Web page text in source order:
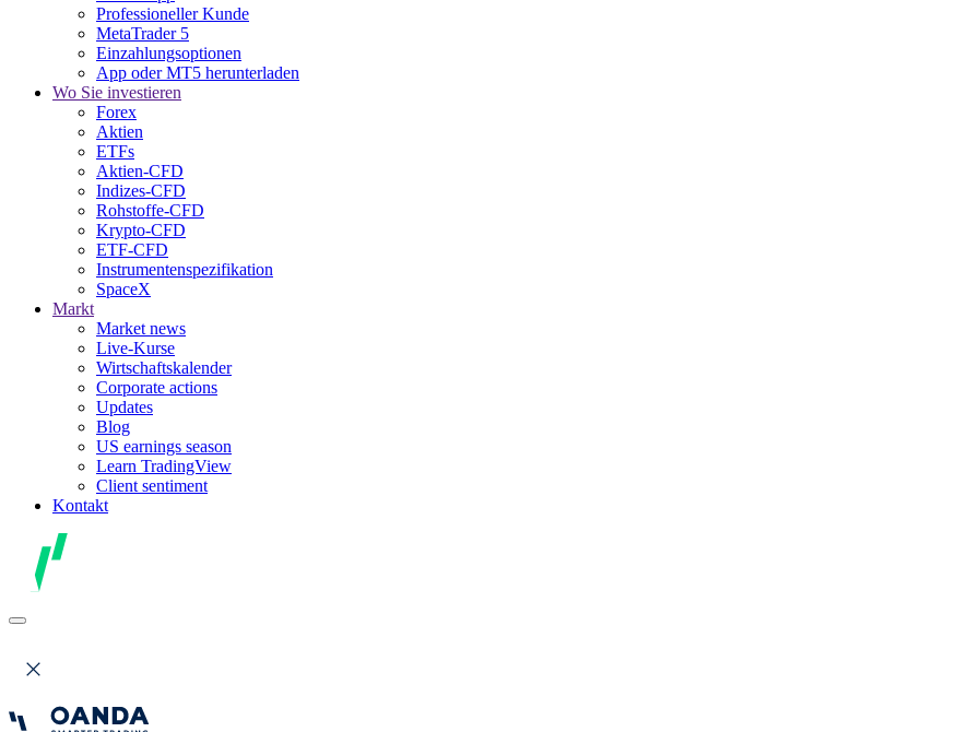
Professioneller Kunde
MetaTrader 5
Einzahlungsoptionen
App oder MT5 herunterladen
Wo Sie investieren
Forex
Aktien
ETFs
Aktien-CFD
Indizes-CFD
Rohstoffe-CFD
Krypto-CFD
ETF-CFD
Instrumentenspezifikation
SpaceX
Markt
Market news
Live-Kurse
Wirtschaftskalender
Corporate actions
Updates
Blog
US earnings season
Learn TradingView
Client sentiment
Kontakt